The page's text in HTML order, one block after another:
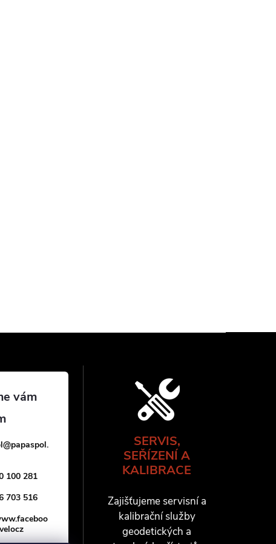
@papaspol.
100 281
703 516
SERVIS,
SEŘÍZENÍ A
KALIBRACE
Zajišťujeme servisní a
kalibrační služby
geodetických a